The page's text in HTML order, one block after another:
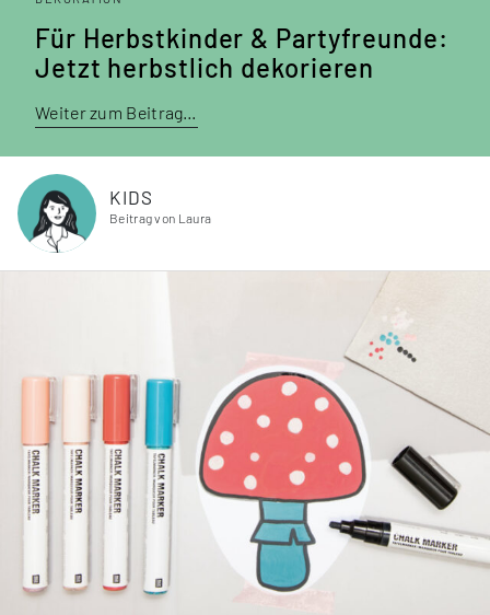
Für Herbst­kinder & Party­freunde:
Jetzt herbstlich deko­rieren
Weiter zum Beitrag…
KIDS
Beitrag von Laura